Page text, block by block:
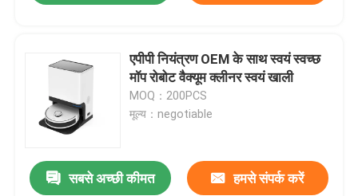
एपीपी नियंत्रण OEM के साथ स्वयं स्वच्छ
मॉप रोबोट वैक्यूम क्लीनर स्वयं खाली
MOQ：200PCS
मूल्य：negotiable
सबसे अच्छी कीमत हमसे संपर्क करें